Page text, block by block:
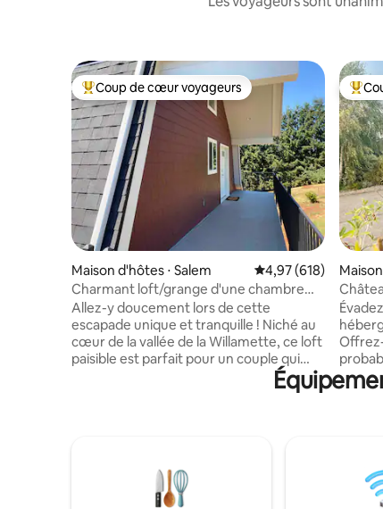
Coups de cœur voyageurs les plus appréciés
Coup de cœur voyageurs
Maison d'hôtes ⋅ Salem Évaluation moyenne
4,97 (618)
Charmant loft/grange d'une chambre
avec jacuzzi
Allez-y doucement lors de cette
escapade unique et tranquille ! Niché au
cœur de la vallée de la Willamette, ce loft
paisible est parfait pour un couple qui
ressourcer. Profitez de nos marchés
scène musicale locale pour cet été.
Découvrez nos nombreuses randonnées
calme